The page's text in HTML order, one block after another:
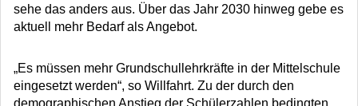
sehe das anders aus. Über das Jahr 2030 hinweg gebe es
aktuell mehr Bedarf als Angebot.
„Es müssen mehr Grundschullehrkräfte in der Mittelschule
eingesetzt werden“, so Willfahrt. Zu der durch den